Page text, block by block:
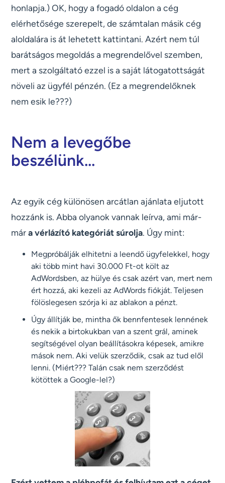
honlapja.) OK, hogy a fogadó oldalon a cég
elérhetősége szerepelt, de számtalan másik cég
aloldalára is át lehetett kattintani. Azért nem túl
barátságos megoldás a megrendelővel szemben,
mert a szolgáltató ezzel is a saját látogatottságát
növeli az ügyfél pénzén. (Ez a megrendelőknek
nem esik le???)
Nem a levegőbe
beszélünk...
Az egyik cég különösen arcátlan ajánlata eljutott
hozzánk is. Abba olyanok vannak leírva, ami már-
mára vérlázító kategóriát súrolja. Úgy mint:
Megpróbálják elhitetni a leendő ügyfelekkel, hogy
aki több mint havi 30.000 Ft-ot költ az
AdWordsben, az hülye és csak azért van, mert nem
ért hozzá, aki kezeli az AdWords fiókját. Teljesen
fölöslegesen szórja ki az ablakon a pénzt.
Úgy állítják be, mintha ők bennfentesek lennének
és nekik a birtokukban van a szent grál, aminek
segítségével olyan beállításokra képesek, amikre
mások nem. Aki velük szerződik, csak az tud elől
lenni. (Miért??? Talán csak nem szerződést
kötöttek a Google-lel?)